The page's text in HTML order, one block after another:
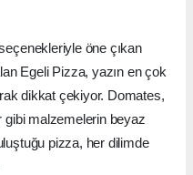
öne çıkan
Egeli Pizza, yazın en çok
dikkat çekiyor. Domates,
gibi malzemelerin beyaz
pizza, her dilimde